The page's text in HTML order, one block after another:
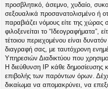
προσβλητικό, άσεμνο, χυδαίο,
σεξουαλικά προσανατολισμένο ή
παραβιάζει νόμους είτε της χώρας
φιλοξενείται το “Ιδεογραφήματα”,
τέτοιου περιεχομένου είναι
διαγραφή σας, με ταυτόχρονη
Υπηρεσιών Διαδικτύου που
Η διεύθυνση IP κάθε δημοσίευσης
επιβολής των παρόντων όρων.
δικαίωμα να απομακρύνει, να